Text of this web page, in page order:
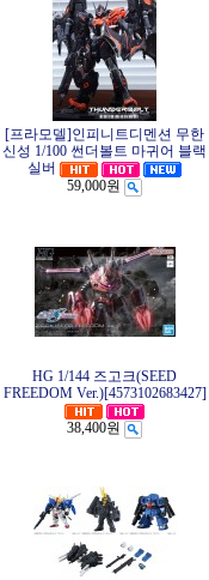
[프라모델]인피니트디멘션 무한
신성 1/100 썬더볼트 마귀어 블랙
실버
59,000원
HG 1/144 즈고크(SEED
FREEDOM Ver.)[4573102683427]
38,400원